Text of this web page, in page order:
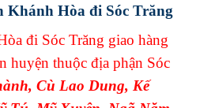
Khánh Hòa đi Sóc Trăng
đi Sóc Trăng giao hàng
huyện thuộc địa phận Sóc
, Cù Lao Dung, Kế